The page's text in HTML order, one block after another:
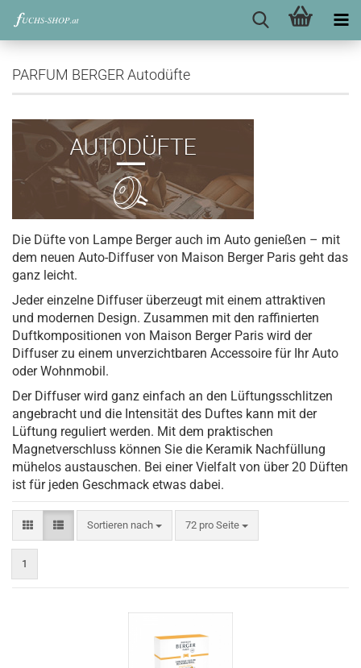
PARFUM BERGER Autodüfte
Die Düfte von Lampe Berger auch im Auto genießen – mit
dem neuen Auto-Diffuser von Maison Berger Paris geht das
ganz leicht.
Jeder einzelne Diffuser überzeugt mit einem attraktiven
und modernen Design. Zusammen mit den raffinierten
Duftkompositionen von Maison Berger Paris wird der
Diffuser zu einem unverzichtbaren Accessoire für Ihr Auto
oder Wohnmobil.
Der Diffuser wird ganz einfach an den Lüftungsschlitzen
angebracht und die Intensität des Duftes kann mit der
Lüftung reguliert werden. Mit dem praktischen
Magnetverschluss können Sie die Keramik Nachfüllung
mühelos austauschen. Bei einer Vielfalt von über 20 Düften
ist für jeden Geschmack etwas dabei.
Sortieren nach
Sortieren nach 72 pro Seite
pro Seite
1